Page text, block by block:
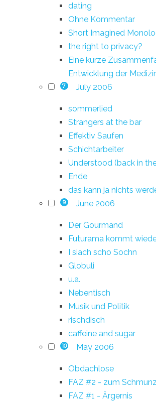
dating
Ohne Kommentar
Short Imagined
the right to privacy?
Eine kurze
Entwicklung der
7 July 2006
sommerlied
Strangers at the bar
Effektiv Saufen
Schichtarbeiter
Understood (back in
Ende
das kann ja nichts
9 June 2006
Der Gourmand
Futurama kommt
I siach scho Sochn
Globuli
u.a.
Nebentisch
Musik und Politik
rischdisch
caffeine and sugar
10 May 2006
Obdachlose
FAZ #2 - zum
FAZ #1 - Ärgernis